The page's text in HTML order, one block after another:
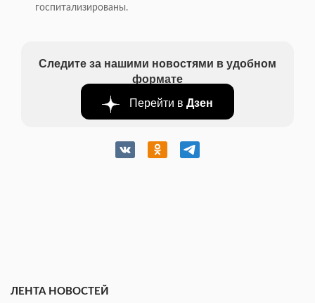
госпитализированы.
Следите за нашими новостями в удобном
формате
Перейти в Дзен
ЛЕНТА НОВОСТЕЙ